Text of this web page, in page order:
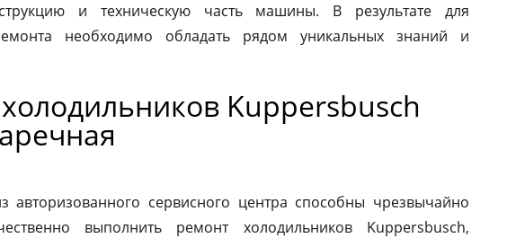
и техническую часть машины. В результате для
необходимо обладать рядом уникальных знаний и
Kuppersbusch
авторизованного сервисного центра способны чрезвычайно
выполнить ремонт холодильников Kuppersbusch,